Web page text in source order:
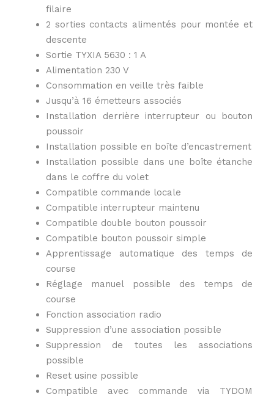
filaire
2 sorties contacts alimentés pour montée et
descente
Sortie TYXIA 5630 : 1 A
Alimentation 230 V
Consommation en veille très faible
Jusqu’à 16 émetteurs associés
Installation derrière interrupteur ou bouton
poussoir
Installation possible en boîte d’encastrement
Installation possible dans une boîte étanche
dans le coffre du volet
Compatible commande locale
Compatible interrupteur maintenu
Compatible double bouton poussoir
Compatible bouton poussoir simple
Apprentissage automatique des temps de
course
Réglage manuel possible des temps de
course
Fonction association radio
Suppression d’une association possible
Suppression de toutes les associations
possible
Reset usine possible
Compatible avec commande via TYDOM